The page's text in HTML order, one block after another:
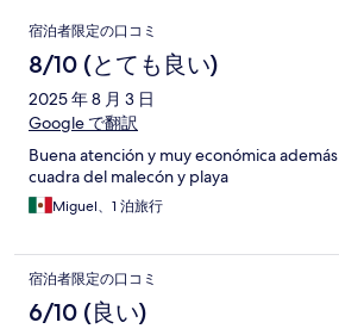
口
コ
ミ
宿泊者限定の口コミ
8/10 (とても良い)
2025 年 8 月 3 日
Google で翻訳
Buena atención y muy económica
cuadra del malecón y playa
Miguel、1 泊旅行
宿泊者限定の口コミ
6/10 (良い)